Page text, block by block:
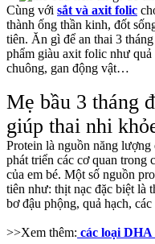
Cùng với sắt và axit folic
thành ống thần kinh, đốt
tiên. Ăn gì để an thai 3
phẩm giàu axit folic như
chuông, gan động vật…
Mẹ bầu 3 tháng
giúp thai nhi
Protein là nguồn năng
phát triển các cơ quan trong
của em bé. Một số nguồn
tiên như: thịt nạc đặc biệt là
bơ đậu phộng, quả hạch,
>>Xem thêm: các loại DHA